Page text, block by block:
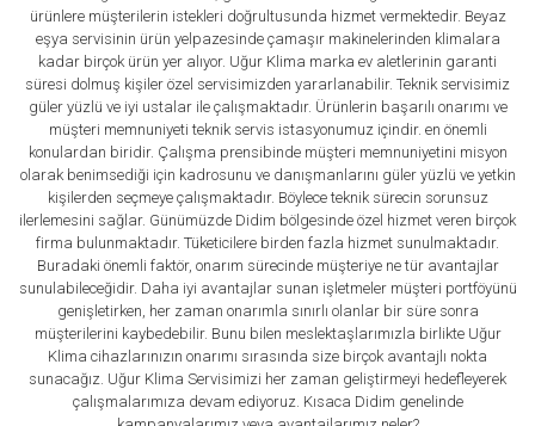
ürünlere müşterilerin istekleri doğrultusunda hizmet vermektedir. Beyaz
eşya servisinin ürün yelpazesinde çamaşır makinelerinden klimalara
kadar birçok ürün yer alıyor. Uğur Klima marka ev aletlerinin garanti
süresi dolmuş kişiler özel servisimizden yararlanabilir. Teknik servisimiz
güler yüzlü ve iyi ustalar ile çalışmaktadır. Ürünlerin başarılı onarımı ve
müşteri memnuniyeti teknik servis istasyonumuz içindir. en önemli
konulardan biridir. Çalışma prensibinde müşteri memnuniyetini misyon
olarak benimsediği için kadrosunu ve danışmanlarını güler yüzlü ve yetkin
kişilerden seçmeye çalışmaktadır. Böylece teknik sürecin sorunsuz
ilerlemesini sağlar. Günümüzde Didim bölgesinde özel hizmet veren birçok
firma bulunmaktadır. Tüketicilere birden fazla hizmet sunulmaktadır.
Buradaki önemli faktör, onarım sürecinde müşteriye ne tür avantajlar
sunulabileceğidir. Daha iyi avantajlar sunan işletmeler müşteri portföyünü
genişletirken, her zaman onarımla sınırlı olanlar bir süre sonra
müşterilerini kaybedebilir. Bunu bilen meslektaşlarımızla birlikte Uğur
Klima cihazlarınızın onarımı sırasında size birçok avantajlı nokta
sunacağız. Uğur Klima Servisimizi her zaman geliştirmeyi hedefleyerek
çalışmalarımıza devam ediyoruz. Kısaca Didim genelinde